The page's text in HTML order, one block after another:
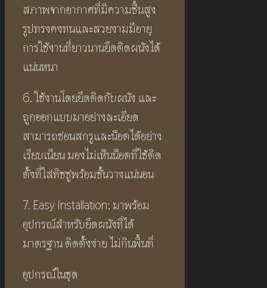
สภาพจากอากาศที่มีความชื้นสูง
รูปทรงคงทนและสวยงามมีอายุ
การใช้งานที่ยาวนานยึดติดผนังได้
แน่นหนา
6. ใช้งานโดยยึดติดกับผนัง และ
ถูกออกแบบมาอย่างละเอียด
สามารถซ่อนสกรูและน็อตได้อย่าง
เรียบเนียน มองไม่เห็นน็อตที่ใช้ติด
ตั้งที่ใส่ทิชชู่พร้อมชั้นวางแน่นอน
7. Easy Installation: มาพร้อม
อุปกรณ์สำหรับยึดผนังที่ได้
มาตรฐาน ติดตั้งง่าย ไม่กินพื้นที่
อุปกรณ์ในชุด